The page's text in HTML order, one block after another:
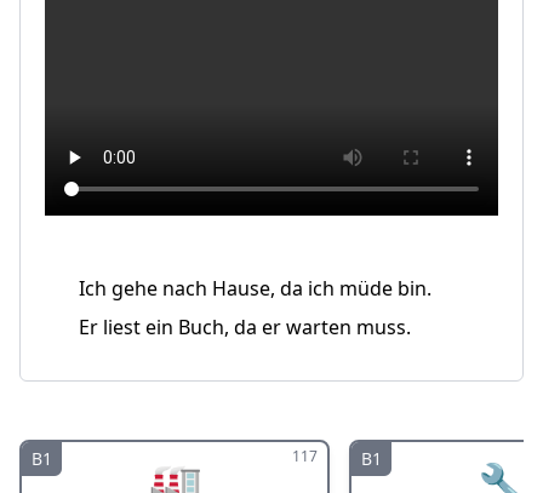
Ich gehe nach Hause, da ich müde bin.
Er liest ein Buch, da er warten muss.
B1 117 B1